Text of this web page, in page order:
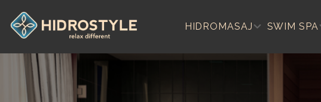
content
HIDROMASAJ SWIM SPA